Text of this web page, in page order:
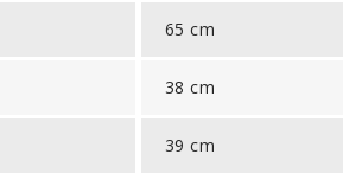
65 cm
38 cm
39 cm